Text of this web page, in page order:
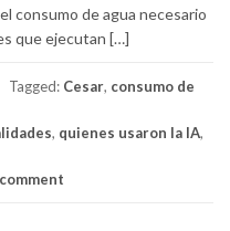
consumo de agua necesario
que ejecutan […]
Tagged: Cesar, consumo de
, quienes usaron la IA,